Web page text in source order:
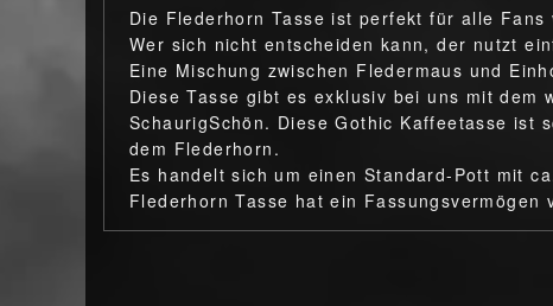
Die Flederhorn Tasse ist perfekt für alle Fans
Wer sich nicht entscheiden kann, der nutzt
Eine Mischung zwischen Fledermaus und
Diese Tasse gibt es exklusiv bei uns mit dem
SchaurigSchön. Diese Gothic Kaffeetasse ist
dem Flederhorn.
Es handelt sich um einen Standard-Pott mit
Flederhorn Tasse hat ein Fassungsvermögen